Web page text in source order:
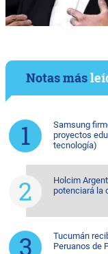
Notas más
Samsung
proyectos
tecnología)
Holcim
potenciará la
Tucumán
Peruanos de